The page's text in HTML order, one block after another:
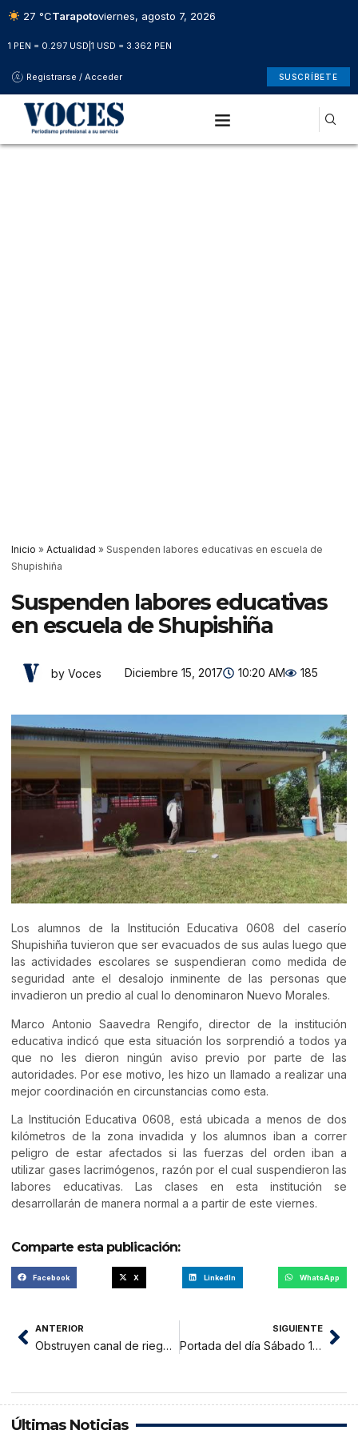
27 °CTarapotoviernes, agosto 7, 2026
1 PEN = 0.297 USD 1 USD = 3.362 PEN
Registrarse / Acceder SUSCRÍBETE
Inicio » Actualidad » Suspenden labores educativas en escuela de
Shupishiña
Suspenden labores educativas
en escuela de Shupishiña
by Voces Diciembre 15, 2017 10:20 AM 185
Los alumnos de la Institución Educativa 0608 del caserío
Shupishiña tuvieron que ser evacuados de sus aulas luego que
las actividades escolares se suspendieran como medida de
seguridad ante el desalojo inminente de las personas que
invadieron un predio al cual lo denominaron Nuevo Morales.
Marco Antonio Saavedra Rengifo, director de la institución
educativa indicó que esta situación los sorprendió a todos ya
que no les dieron ningún aviso previo por parte de las
autoridades. Por ese motivo, les hizo un llamado a realizar una
mejor coordinación en circunstancias como esta.
La Institución Educativa 0608, está ubicada a menos de dos
kilómetros de la zona invadida y los alumnos iban a correr
peligro de estar afectados si las fuerzas del orden iban a
utilizar gases lacrimógenos, razón por el cual suspendieron las
labores educativas. Las clases en esta institución se
desarrollarán de manera normal a a partir de este viernes.
Comparte esta publicación:
Facebook X LinkedIn WhatsApp
ANTERIOR
Obstruyen canal de riego cuyas aguas inundan viviendas y calles
SIGUIENTE
Portada del día Sábado 16 de Diciembre del 2017
Últimas Noticias